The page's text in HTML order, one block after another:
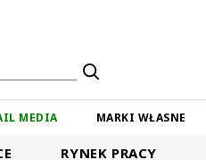
MEDIA MARKI WŁASNE
RYNEK PRACY